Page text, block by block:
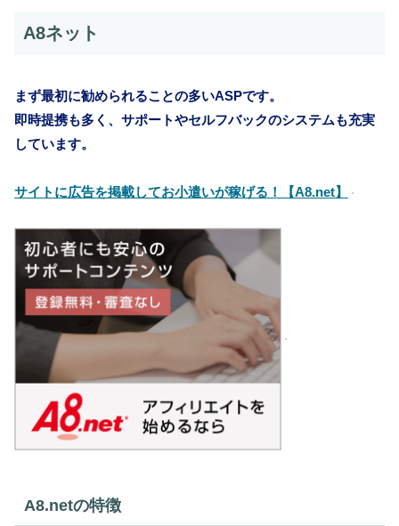
A8ネット
まず最初に勧められることの多いASPです。
即時提携も多く、サポートやセルフバックのシステムも充実
しています。
サイトに広告を掲載してお小遣いが稼げる！【A8.net】
A8.netの特徴